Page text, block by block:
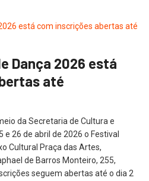
Dança 2026 está
até
da Secretaria de Cultura e
26 de abril de 2026 o Festival
Cultural Praça das Artes,
de Barros Monteiro, 255,
seguem abertas até o dia 2